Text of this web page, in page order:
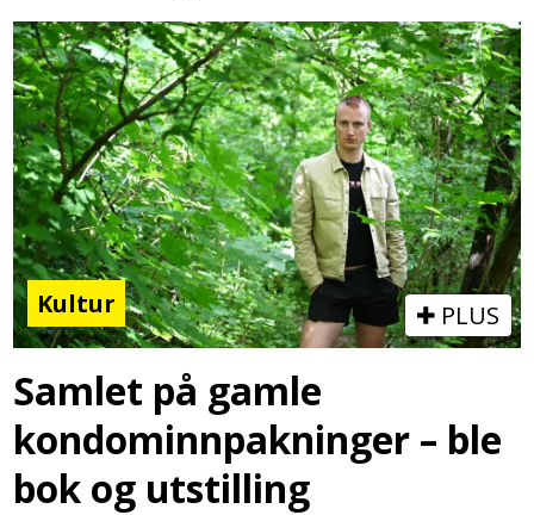
Kultur PLUS
Samlet på gamle
kondominnpakninger – ble
bok og utstilling